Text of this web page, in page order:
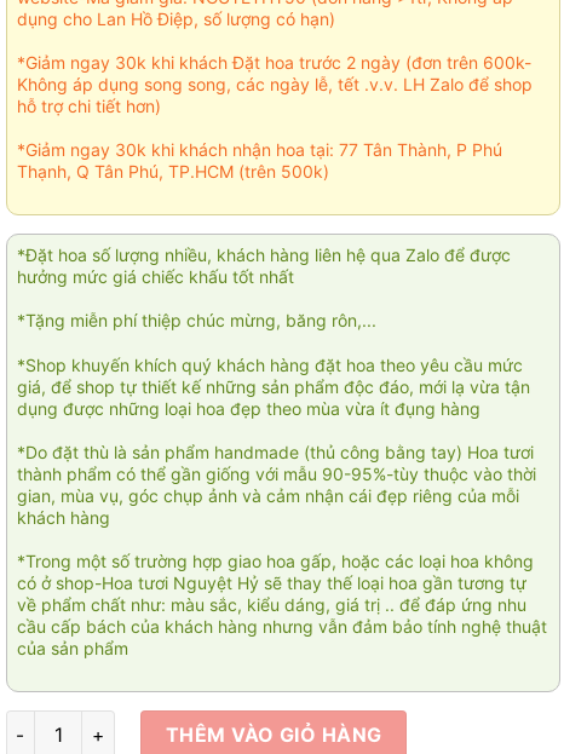
dụng cho Lan Hồ Điệp, số lượng có hạn)
*Giảm ngay 30k khi khách Đặt hoa trước 2 ngày (đơn trên 600k-
Không áp dụng song song, các ngày lễ, tết .v.v. LH Zalo để shop
hỗ trợ chi tiết hơn)
*Giảm ngay 30k khi khách nhận hoa tại: 77 Tân Thành, P Phú
Thạnh, Q Tân Phú, TP.HCM (trên 500k)
*Đặt hoa số lượng nhiều, khách hàng liên hệ qua Zalo để được
hưởng mức giá chiếc khấu tốt nhất
*Tặng miễn phí thiệp chúc mừng, băng rôn,...
*Shop khuyến khích quý khách hàng đặt hoa theo yêu cầu mức
giá, để shop tự thiết kế những sản phẩm độc đáo, mới lạ vừa tận
dụng được những loại hoa đẹp theo mùa vừa ít đụng hàng
*Do đặt thù là sản phẩm handmade (thủ công bằng tay) Hoa tươi
thành phẩm có thể gần giống với mẫu 90-95%-tùy thuộc vào thời
gian, mùa vụ, góc chụp ảnh và cảm nhận cái đẹp riêng của mỗi
khách hàng
*Trong một số trường hợp giao hoa gấp, hoặc các loại hoa không
có ở shop-Hoa tươi Nguyệt Hỷ sẽ thay thế loại hoa gần tương tự
về phẩm chất như: màu sắc, kiểu dáng, giá trị .. để đáp ứng nhu
cầu cấp bách của khách hàng nhưng vẫn đảm bảo tính nghệ thuật
của sản phẩm
Thành đạt KT010 số lượngTHÊM VÀO GIỎ HÀNG